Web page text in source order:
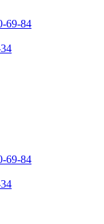
69-84
69-84